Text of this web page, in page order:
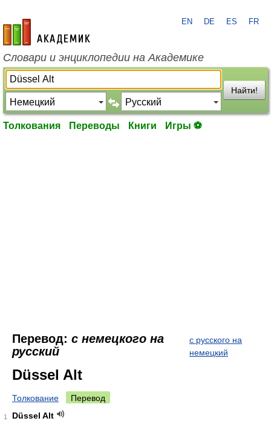
academic.ru
EN DE ES FR
Словари и энциклопедии на Академике
Найти!
Толкования Переводы Книги Игры ⚽
Перевод: с немецкого на
русский
с русского на
немецкий
Düssel Alt
Толкование Перевод
1
Düssel Alt